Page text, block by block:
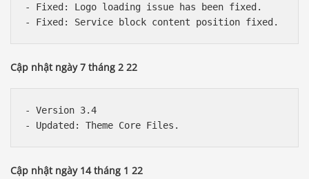
- Fixed: Logo loading issue has been fixed.
Cập nhật ngày 7 tháng 2 22
- Version 3.4
Cập nhật ngày 14 tháng 1 22